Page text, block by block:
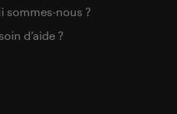
sommes-nous ?
d’aide ?